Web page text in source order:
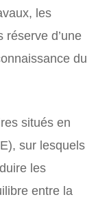
les
d’une
du
situés en
sur lesquels
les
entre la